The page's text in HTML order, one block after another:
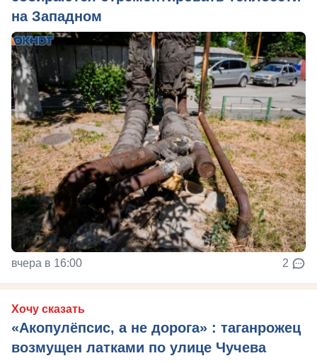
на Западном
вчера в 16:00 2
Хочу сказать
«Акопулёпсис, а не дорога» : таганрожец
возмущен латками по улице Чучева